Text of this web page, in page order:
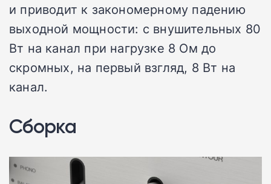
и приводит к закономерному падению
выходной мощности: с внушительных 80
Вт на канал при нагрузке 8 Ом до
скромных, на первый взгляд, 8 Вт на
канал.
Сборка